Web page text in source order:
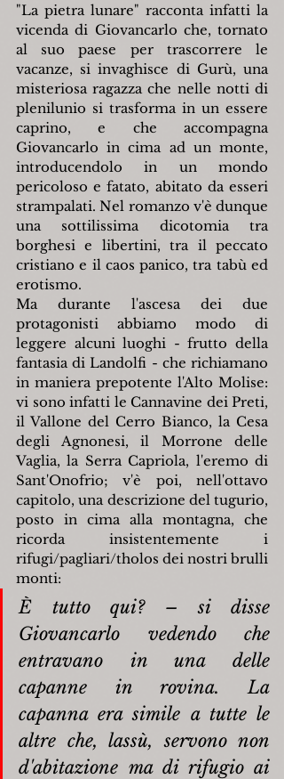
"La pietra lunare" racconta infatti la
vicenda di Giovancarlo che, tornato
al suo paese per trascorrere le
vacanze, si invaghisce di Gurù, una
misteriosa ragazza che nelle notti di
plenilunio si trasforma in un essere
caprino, e che accompagna
Giovancarlo in cima ad un monte,
introducendolo in un mondo
pericoloso e fatato, abitato da esseri
strampalati. Nel romanzo v'è dunque
una sottilissima dicotomia tra
borghesi e libertini, tra il peccato
cristiano e il caos panico, tra tabù ed
erotismo.
Ma durante l'ascesa dei due
protagonisti abbiamo modo di
leggere alcuni luoghi - frutto della
fantasia di Landolfi - che richiamano
in maniera prepotente l'Alto Molise:
vi sono infatti le Cannavine dei Preti,
il Vallone del Cerro Bianco, la Cesa
degli Agnonesi, il Morrone delle
Vaglia, la Serra Capriola, l'eremo di
Sant'Onofrio; v'è poi, nell'ottavo
capitolo, una descrizione del tugurio,
posto in cima alla montagna, che
ricorda insistentemente i
rifugi/pagliari/tholos dei nostri brulli
monti:
È tutto qui? – si disse
Giovancarlo vedendo che
entravano in una delle
capanne in rovina. La
capanna era simile a tutte le
altre che, lassù, servono non
d'abitazione ma di rifugio ai